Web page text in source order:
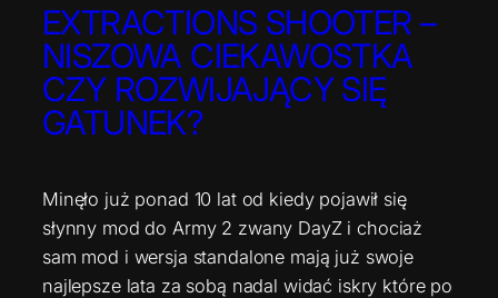
EXTRACTIONS SHOOTER –
NISZOWA CIEKAWOSTKA
CZY ROZWIJAJĄCY SIĘ
GATUNEK?
Minęło już ponad 10 lat od kiedy pojawił się
słynny mod do Army 2 zwany DayZ i chociaż
sam mod i wersja standalone mają już swoje
najlepsze lata za sobą nadal widać iskry które po